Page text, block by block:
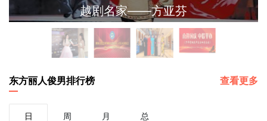
越剧名家——方亚芬
东方丽人俊男排行榜 查看更多
日 周 月 总